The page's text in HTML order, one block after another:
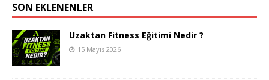
SON EKLENENLER
Uzaktan Fitness Eğitimi Nedir ?
15 Mayıs 2026